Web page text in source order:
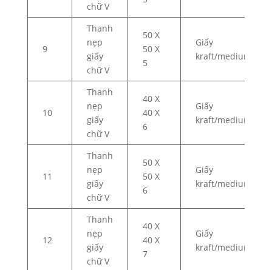
chữ V
9
Thanh
nẹp
giấy
chữ V
50 X
50 X
5
Giấy
kraft/medium
10
Thanh
nẹp
giấy
chữ V
40 X
40 X
6
Giấy
kraft/medium
11
Thanh
nẹp
giấy
chữ V
50 X
50 X
6
Giấy
kraft/medium
12
Thanh
nẹp
giấy
chữ V
40 X
40 X
7
Giấy
kraft/medium